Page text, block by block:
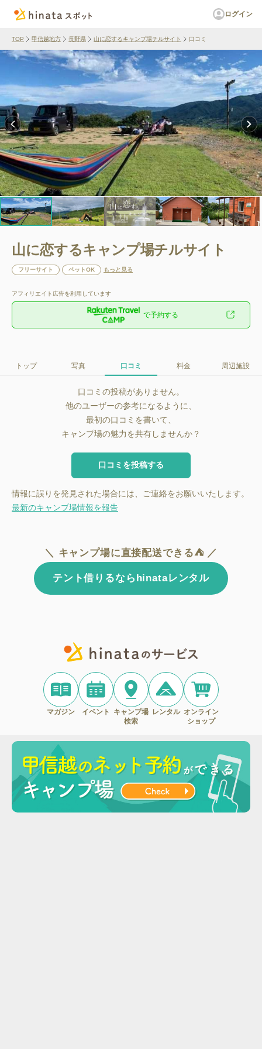
ログイン
TOP 甲信越地方 長野県 山に恋するキャンプ場チルサイト 口コミ
山に恋するキャンプ場チルサイト
フリーサイト ペットOK もっと見る
アフィリエイト広告を利用しています
で予約する
トップ 写真 口コミ 料金 周辺施設
口コミの投稿がありません。
他のユーザーの参考になるように、
最初の口コミを書いて、
キャンプ場の魅力を共有しませんか？
口コミを投稿する
情報に誤りを発見された場合には、ご連絡をお願いいたします。
最新のキャンプ場情報を報告
＼ キャンプ場に直接配送できる⛺ ／
テント借りるならhinataレンタル
マガジン イベント
キャンプ場
検索
レンタル オンライン
ショップ